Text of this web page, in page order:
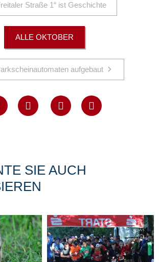
Straße 1“ ist Geschichte
ALLE OKTOBER
aufgebaut
SIE AUCH